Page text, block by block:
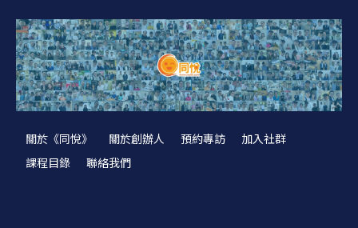
關於《同悅》 關於創辦人 預約專訪
加入社群
課程目錄
聯絡我們